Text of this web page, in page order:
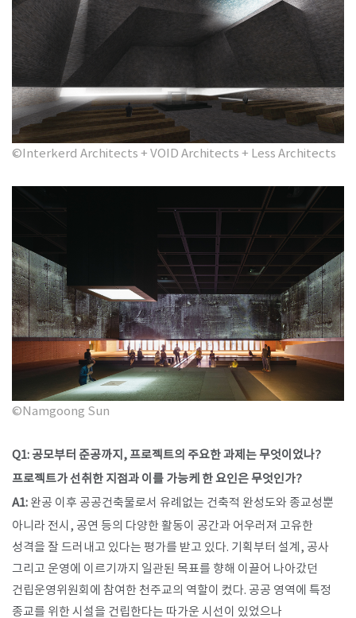
©Interkerd Architects + VOID Architects + Less Architects
©Namgoong Sun
Q1: 공모부터 준공까지, 프로젝트의 주요한 과제는 무엇이었나?
프로젝트가 선취한 지점과 이를 가능케 한 요인은 무엇인가?
​A1: 완공 이후 공공건축물로서 유례없는 건축적 완성도와 종교성뿐
아니라 전시, 공연 등의 다양한 활동이 공간과 어우러져 고유한
성격을 잘 드러내고 있다는 평가를 받고 있다. 기획부터 설계, 공사
그리고 운영에 이르기까지 일관된 목표를 향해 이끌어 나아갔던
건립운영위원회에 참여한 천주교의 역할이 컸다. 공공 영역에 특정
종교를 위한 시설을 건립한다는 따가운 시선이 있었으나